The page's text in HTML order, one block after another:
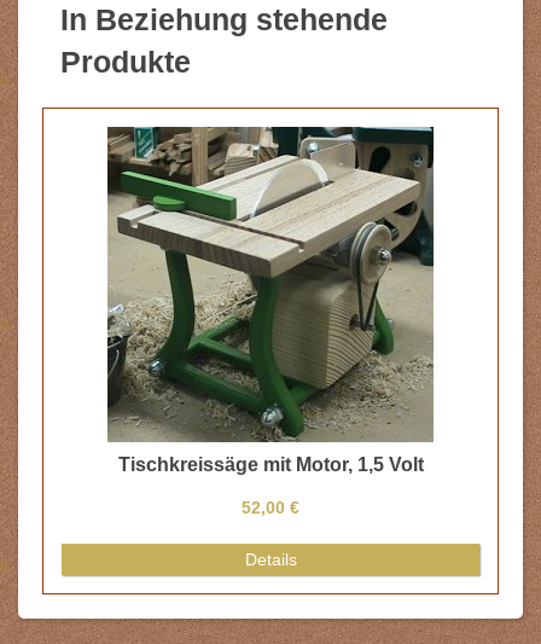
In Beziehung stehende
Produkte
Tischkreissäge mit Motor, 1,5 Volt
52,00 €
Details